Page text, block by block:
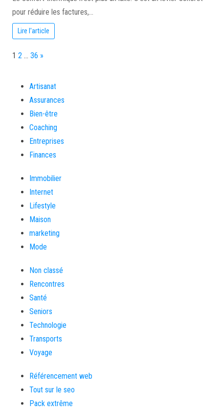
pour réduire les factures,…
Lire l'article
Page:
1 2 … 36 Next
»
Artisanat
Assurances
Bien-être
Coaching
Entreprises
Finances
Immobilier
Internet
Lifestyle
Maison
marketing
Mode
Non classé
Rencontres
Santé
Seniors
Technologie
Transports
Voyage
Référencement web
Tout sur le seo
Pack extrême